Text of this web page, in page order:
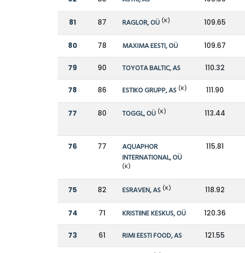
81 87 RAGLOR, OÜ (K) 109.65
80 78 MAXIMA EESTI, OÜ 109.67
79 90 TOYOTA BALTIC, AS 110.32
78 86 ESTIKO GRUPP, AS (K) 111.90
77 80 TOGGL, OÜ (K) 113.44
76 77
AQUAPHOR
INTERNATIONAL, OÜ
(K)
115.81
75 82 ESRAVEN, AS (K) 118.92
74 71 KRISTIINE KESKUS, OÜ 120.36
73 61 RIMI EESTI FOOD, AS 121.55